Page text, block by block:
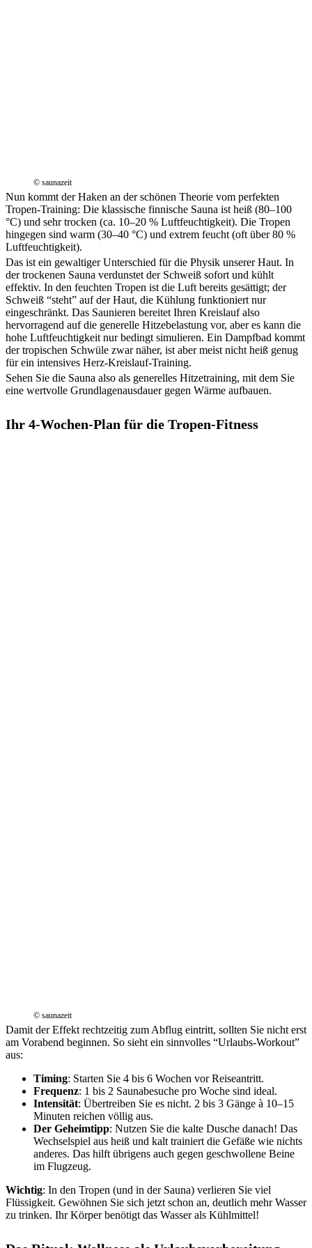
© saunazeit
Nun kommt der Haken an der schönen Theorie vom perfekten
Tropen-Training: Die klassische finnische Sauna ist heiß (80–100
°C) und sehr trocken (ca. 10–20 % Luftfeuchtigkeit). Die Tropen
hingegen sind warm (30–40 °C) und extrem feucht (oft über 80 %
Luftfeuchtigkeit).
Das ist ein gewaltiger Unterschied für die Physik unserer Haut. In
der trockenen Sauna verdunstet der Schweiß sofort und kühlt
effektiv. In den feuchten Tropen ist die Luft bereits gesättigt; der
Schweiß “steht” auf der Haut, die Kühlung funktioniert nur
eingeschränkt. Das Saunieren bereitet Ihren Kreislauf also
hervorragend auf die generelle Hitzebelastung vor, aber es kann die
hohe Luftfeuchtigkeit nur bedingt simulieren. Ein Dampfbad kommt
der tropischen Schwüle zwar näher, ist aber meist nicht heiß genug
für ein intensives Herz-Kreislauf-Training.
Sehen Sie die Sauna also als generelles Hitzetraining, mit dem Sie
eine wertvolle Grundlagenausdauer gegen Wärme aufbauen.
Ihr 4-Wochen-Plan für die Tropen-Fitness
© saunazeit
Damit der Effekt rechtzeitig zum Abflug eintritt, sollten Sie nicht erst
am Vorabend beginnen. So sieht ein sinnvolles “Urlaubs-Workout”
aus:
Timing: Starten Sie 4 bis 6 Wochen vor Reiseantritt.
Frequenz: 1 bis 2 Saunabesuche pro Woche sind ideal.
Intensität: Übertreiben Sie es nicht. 2 bis 3 Gänge à 10–15
Minuten reichen völlig aus.
Der Geheimtipp: Nutzen Sie die kalte Dusche danach! Das
Wechselspiel aus heiß und kalt trainiert die Gefäße wie nichts
anderes. Das hilft übrigens auch gegen geschwollene Beine
im Flugzeug.
Wichtig: In den Tropen (und in der Sauna) verlieren Sie viel
Flüssigkeit. Gewöhnen Sie sich jetzt schon an, deutlich mehr Wasser
zu trinken. Ihr Körper benötigt das Wasser als Kühlmittel!